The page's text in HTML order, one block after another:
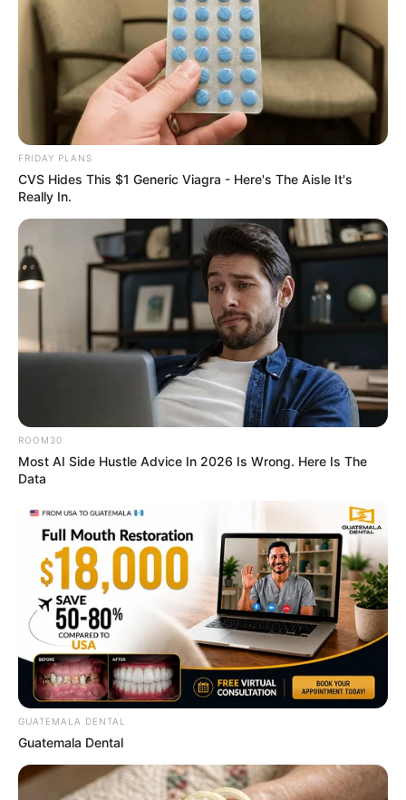
BRAINBERRIES
6 Best 90’s Action Movies From Your Childhood
BRAINBERRIES
Who Will Be the Next James Bond? Here's What We
Know So Far
BRAINBERRIES
FRIDAY PLANS
CVS Hides This $1 Generic Viagra - Here's The Aisle It's
Really In.
ROOM30
Most AI Side Hustle Advice In 2026 Is Wrong. Here Is The
Data
GUATEMALA DENTAL
Guatemala Dental